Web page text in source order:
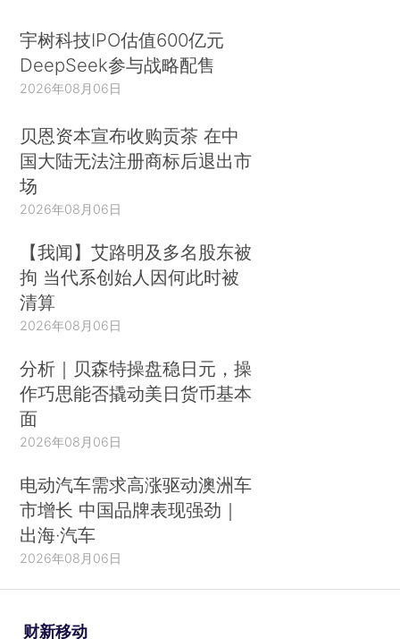
宇树科技IPO估值600亿元
DeepSeek参与战略配售
2026年08月06日
贝恩资本宣布收购贡茶 在中
国大陆无法注册商标后退出市
场
2026年08月06日
【我闻】艾路明及多名股东被
拘 当代系创始人因何此时被
清算
2026年08月06日
分析｜贝森特操盘稳日元，操
作巧思能否撬动美日货币基本
面
2026年08月06日
电动汽车需求高涨驱动澳洲车
市增长 中国品牌表现强劲｜
出海·汽车
2026年08月06日
财新移动